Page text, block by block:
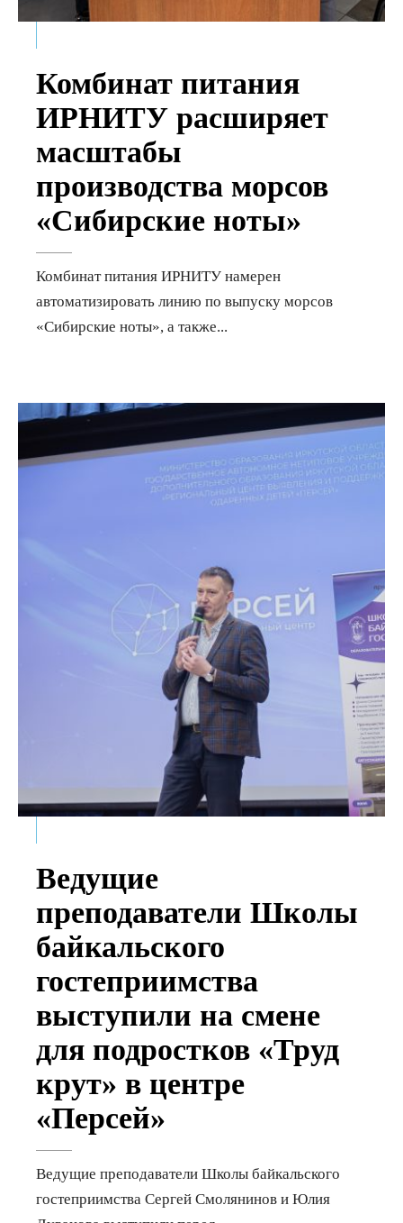
Комбинат питания
ИРНИТУ расширяет
масштабы
производства морсов
«Сибирские ноты»
Комбинат питания ИРНИТУ намерен
автоматизировать линию по выпуску морсов
«Сибирские ноты», а также...
Ведущие
преподаватели Школы
байкальского
гостеприимства
выступили на смене
для подростков «Труд
крут» в центре
«Персей»
Ведущие преподаватели Школы байкальского
гостеприимства Сергей Смолянинов и Юлия